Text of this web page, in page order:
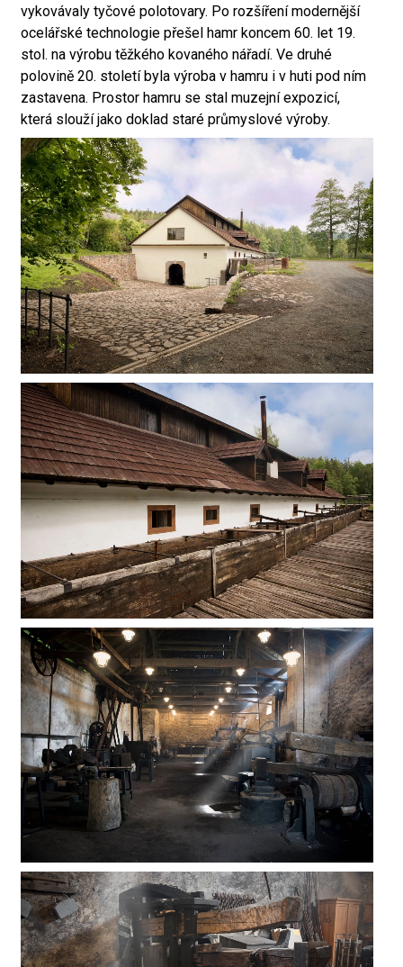
vykovávaly tyčové polotovary. Po rozšíření modernější
ocelářské technologie přešel hamr koncem 60. let 19.
stol. na výrobu těžkého kovaného nářadí. Ve druhé
polovině 20. století byla výroba v hamru i v huti pod ním
zastavena. Prostor hamru se stal muzejní expozicí,
která slouží jako doklad staré průmyslové výroby.